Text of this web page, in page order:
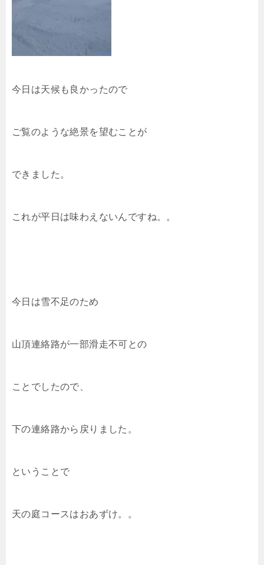
今日は天候も良かったので
ご覧のような絶景を望むことが
できました。
これが平日は味わえないんですね。。
今日は雪不足のため
山頂連絡路が一部滑走不可との
ことでしたので、
下の連絡路から戻りました。
ということで
天の庭コースはおあずけ。。